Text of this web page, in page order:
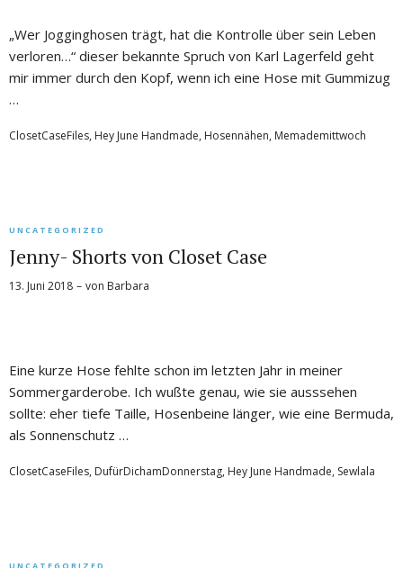
„Wer Jogginghosen trägt, hat die Kontrolle über sein Leben
verloren…“ dieser bekannte Spruch von Karl Lagerfeld geht
mir immer durch den Kopf, wenn ich eine Hose mit Gummizug
…
ClosetCaseFiles, Hey June Handmade, Hosennähen, Memademittwoch
UNCATEGORIZED
Jenny- Shorts von Closet Case
13. Juni 2018 von Barbara
Eine kurze Hose fehlte schon im letzten Jahr in meiner
Sommergarderobe. Ich wußte genau, wie sie ausssehen
sollte: eher tiefe Taille, Hosenbeine länger, wie eine Bermuda,
als Sonnenschutz …
ClosetCaseFiles, DufürDichamDonnerstag, Hey June Handmade, Sewlala